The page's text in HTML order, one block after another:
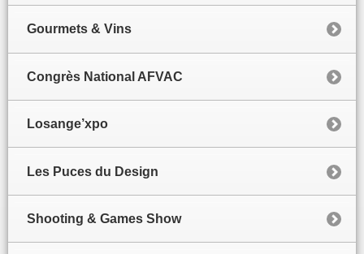
Gourmets & Vins
Congrès National AFVAC
Losange’xpo
Les Puces du Design
Shooting & Games Show